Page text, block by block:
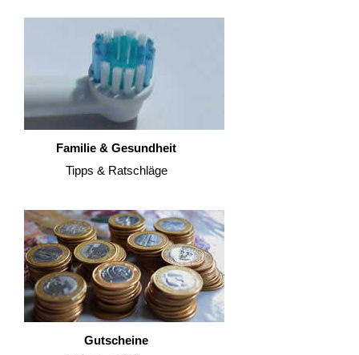
Familie & Gesundheit
Tipps & Ratschläge
Gutscheine